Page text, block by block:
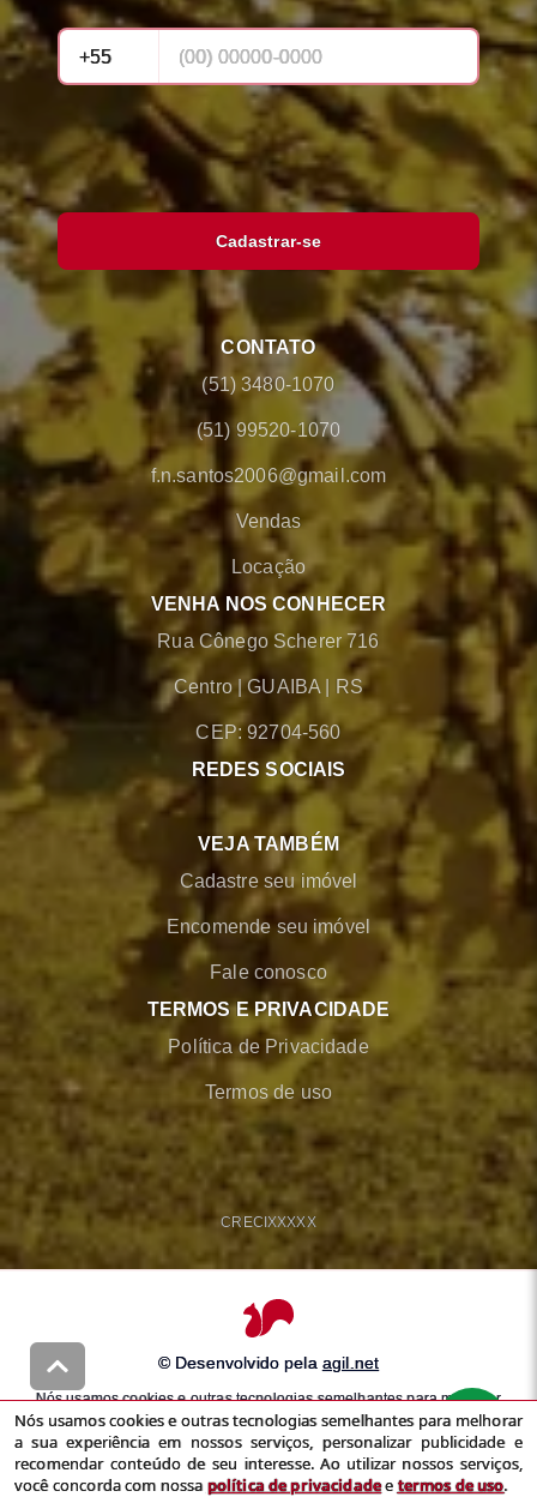
Cadastrar-se
CONTATO
(51) 3480-1070
(51) 99520-1070
f.n.santos2006@gmail.com
Vendas
Locação
VENHA NOS CONHECER
Rua Cônego Scherer 716
Centro |GUAIBA RS
CEP: 92704-560
REDES SOCIAIS
VEJA TAMBÉM
Cadastre seu imóvel
Encomende seu imóvel
Fale conosco
TERMOS E PRIVACIDADE
Política de Privacidade
Termos de uso
CRECIXXXXX
© Desenvolvido pela agil.net
Nós usamos cookies e outras tecnologias semelhantes para melhorar
a sua experiência em nossos serviços, personalizar publicidade e
recomendar conteúdo de seu interesse. Ao utilizar nossos serviços,
você concorda com nossapolítica de privacidadeetermos de uso
Nós usamos cookies e outras tecnologias semelhantes para melhorar
a sua experiência em nossos serviços, personalizar publicidade e
recomendar conteúdo de seu interesse. Ao utilizar nossos serviços,
você concorda com nossa política de privacidadeetermos de uso.